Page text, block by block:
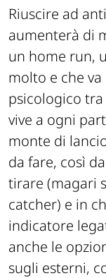
Riuscire ad
aumenterà di
un home run,
molto e che
psicologico
vive a ogni
monte di
da fare, così
tirare (magari
catcher) e in
indicatore
anche le
sugli esterni,